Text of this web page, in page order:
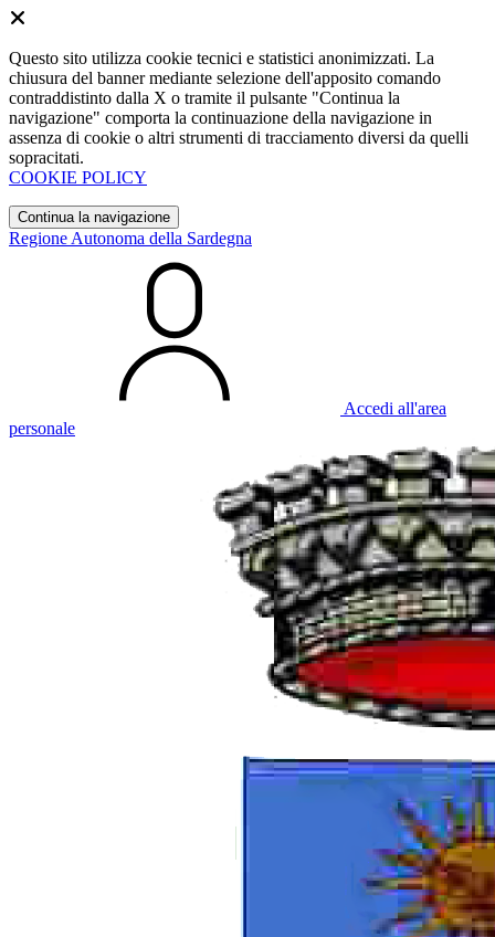
Questo sito utilizza cookie tecnici e statistici anonimizzati. La
chiusura del banner mediante selezione dell'apposito comando
contraddistinto dalla X o tramite il pulsante "Continua la
navigazione" comporta la continuazione della navigazione in
assenza di cookie o altri strumenti di tracciamento diversi da quelli
sopracitati.
COOKIE POLICY
Continua la navigazione
Regione Autonoma della Sardegna
Accedi all'area
personale